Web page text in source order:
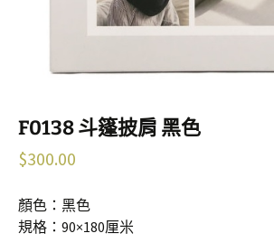
F0138 斗篷披肩 黑色
$300.00
顏色：黑色
規格：90×180厘米